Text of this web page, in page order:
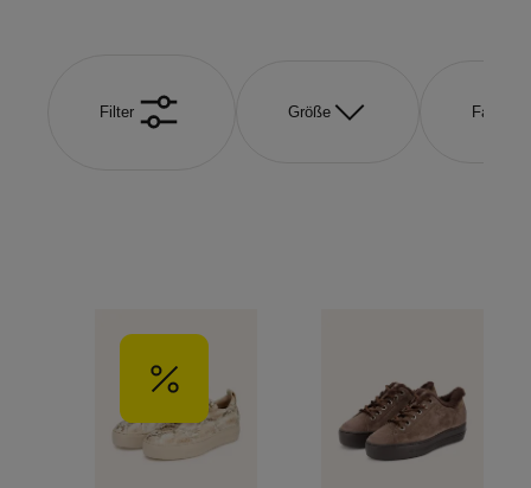
Filter Größe Farbe